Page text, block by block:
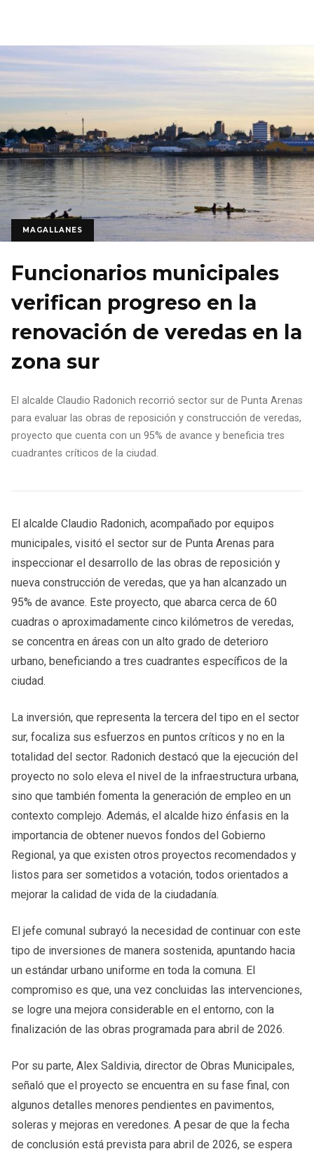
MAGALLANES
Funcionarios municipales
verifican progreso en la
renovación de veredas en la
zona sur
El alcalde Claudio Radonich recorrió sector sur de Punta Arenas
para evaluar las obras de reposición y construcción de veredas,
proyecto que cuenta con un 95% de avance y beneficia tres
cuadrantes críticos de la ciudad.
El alcalde Claudio Radonich, acompañado por equipos
municipales, visitó el sector sur de Punta Arenas para
inspeccionar el desarrollo de las obras de reposición y
nueva construcción de veredas, que ya han alcanzado un
95% de avance. Este proyecto, que abarca cerca de 60
cuadras o aproximadamente cinco kilómetros de veredas,
se concentra en áreas con un alto grado de deterioro
urbano, beneficiando a tres cuadrantes específicos de la
ciudad.
La inversión, que representa la tercera del tipo en el sector
sur, focaliza sus esfuerzos en puntos críticos y no en la
totalidad del sector. Radonich destacó que la ejecución del
proyecto no solo eleva el nivel de la infraestructura urbana,
sino que también fomenta la generación de empleo en un
contexto complejo. Además, el alcalde hizo énfasis en la
importancia de obtener nuevos fondos del Gobierno
Regional, ya que existen otros proyectos recomendados y
listos para ser sometidos a votación, todos orientados a
mejorar la calidad de vida de la ciudadanía.
El jefe comunal subrayó la necesidad de continuar con este
tipo de inversiones de manera sostenida, apuntando hacia
un estándar urbano uniforme en toda la comuna. El
compromiso es que, una vez concluidas las intervenciones,
se logre una mejora considerable en el entorno, con la
finalización de las obras programada para abril de 2026.
Por su parte, Alex Saldivia, director de Obras Municipales,
señaló que el proyecto se encuentra en su fase final, con
algunos detalles menores pendientes en pavimentos,
soleras y mejoras en veredones. A pesar de que la fecha
de conclusión está prevista para abril de 2026, se espera